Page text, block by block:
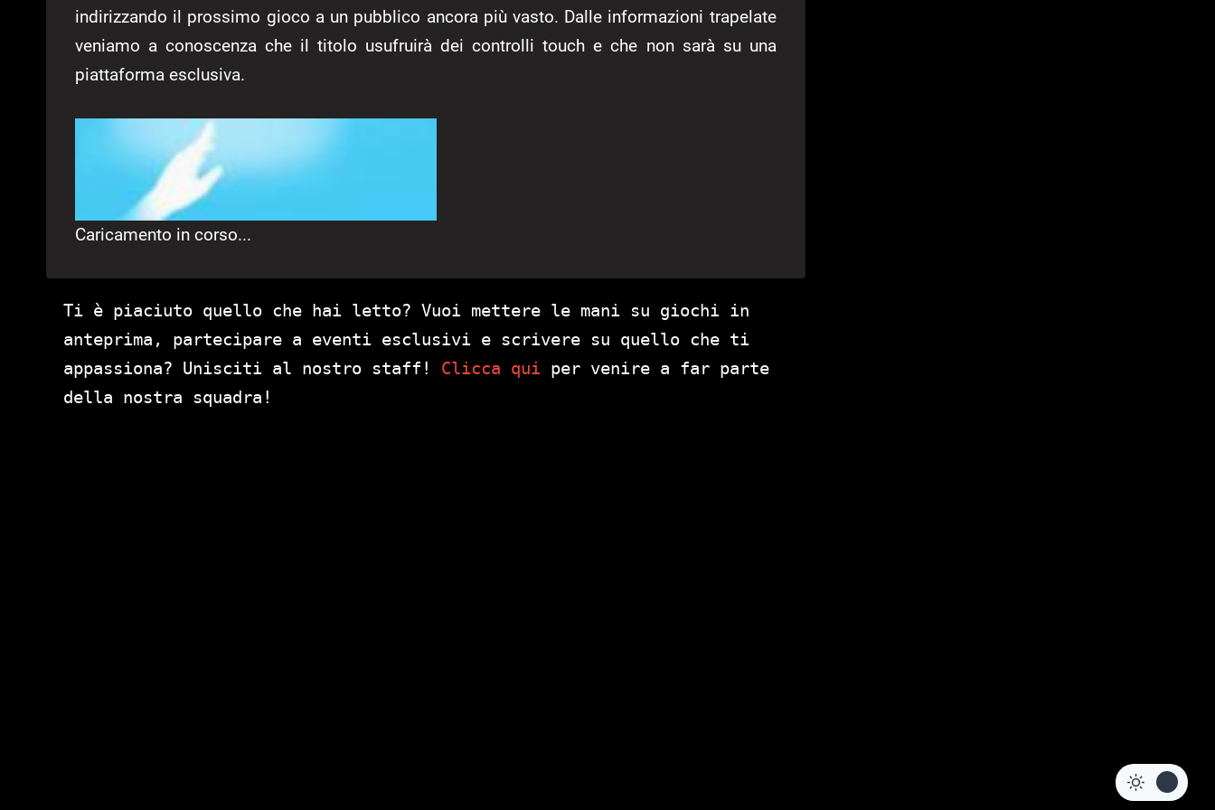
indirizzando il prossimo gioco a un pubblico ancora più vasto. Dalle informazioni trapelate
veniamo a conoscenza che il titolo usufruirà dei controlli touch e che non sarà su una
piattaforma esclusiva.
Caricamento in corso...
Ti è piaciuto quello che hai letto? Vuoi mettere le mani su giochi in
anteprima, partecipare a eventi esclusivi e scrivere su quello che ti
appassiona? Unisciti al nostro staff! Clicca qui per venire a far parte
della nostra squadra!